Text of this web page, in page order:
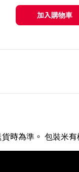
加入購物車
時為準。 包裝米